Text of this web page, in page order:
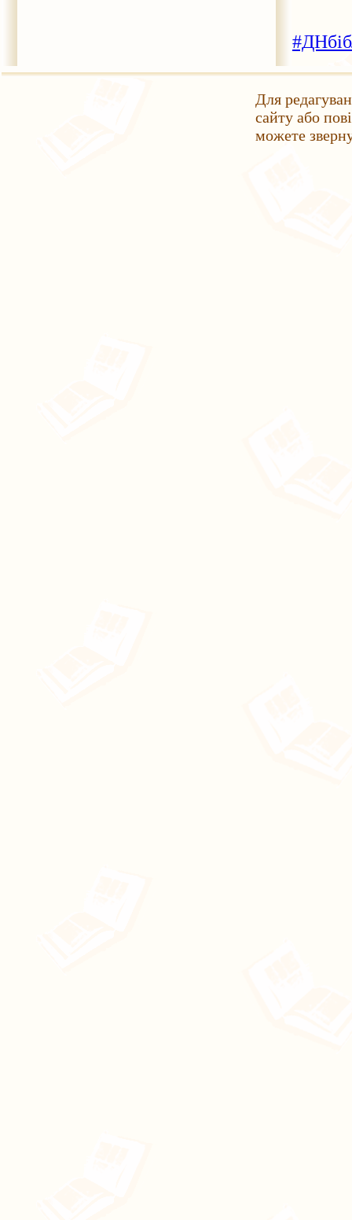
Для
сайту або
можете